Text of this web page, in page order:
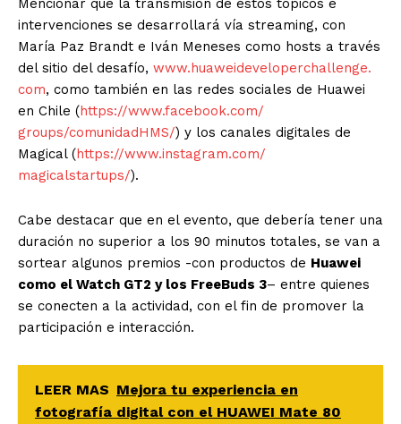
Mencionar que la transmisión de estos tópicos e
intervenciones se desarrollará vía streaming, con
María Paz Brandt e Iván Meneses como hosts a través
del sitio del desafío, www.huaweideveloperchallenge.
com, como también en las redes sociales de Huawei
en Chile (https://www.facebook.com/
groups/comunidadHMS/) y los canales digitales de
Magical (https://www.instagram.com/
magicalstartups/).
Cabe destacar que en el evento, que debería tener una
duración no superior a los 90 minutos totales, se van a
sortear algunos premios -con productos de Huawei
como el Watch GT2 y los FreeBuds 3– entre quienes
se conecten a la actividad, con el fin de promover la
participación e interacción.
LEER MAS Mejora tu experiencia en
fotografía digital con el HUAWEI Mate 80